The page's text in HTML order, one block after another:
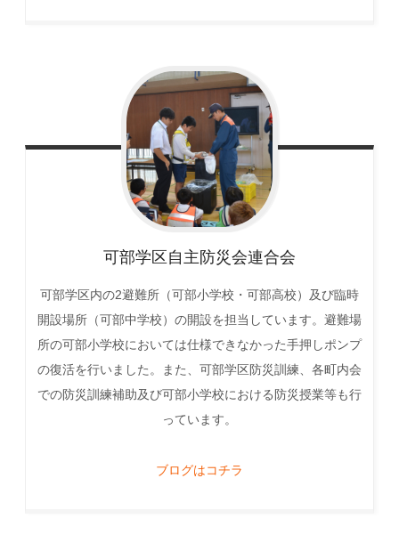
可部学区自主防災会連合会
可部学区内の2避難所（可部小学校・可部高校）及び臨時
開設場所（可部中学校）の開設を担当しています。避難場
所の可部小学校においては仕様できなかった手押しポンプ
の復活を行いました。また、可部学区防災訓練、各町内会
での防災訓練補助及び可部小学校における防災授業等も行
っています。
ブログはコチラ